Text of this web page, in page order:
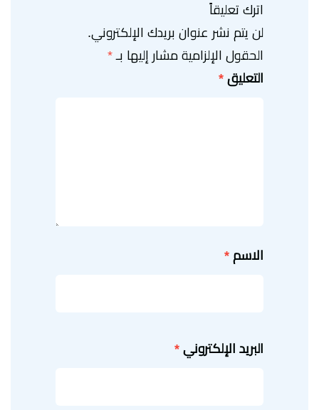
اترك تعليقاً
لن يتم نشر عنوان بريدك الإلكتروني.
الحقول الإلزامية مشار إليها بـ *
التعليق *
الاسم *
البريد الإلكتروني *